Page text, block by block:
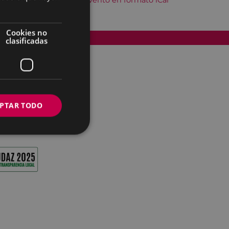
Accesibilidad
Cookies no
clasificadas
TODO